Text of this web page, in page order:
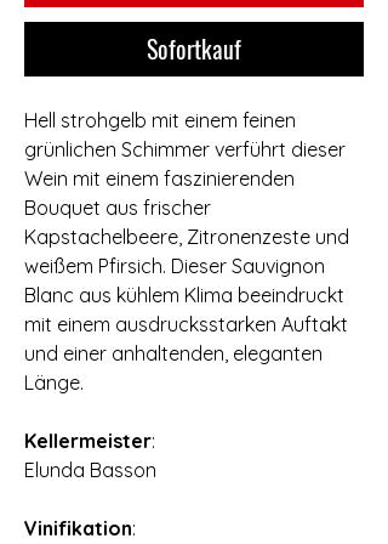
Sofortkauf
Hell strohgelb mit einem feinen
grünlichen Schimmer verführt dieser
Wein mit einem faszinierenden
Bouquet aus frischer
Kapstachelbeere‚ Zitronenzeste und
weißem Pfirsich. Dieser Sauvignon
Blanc aus kühlem Klima beeindruckt
mit einem ausdrucksstarken Auftakt
und einer anhaltenden‚ eleganten
Länge.
Kellermeister:
​Elunda Basson
Vinifikation: